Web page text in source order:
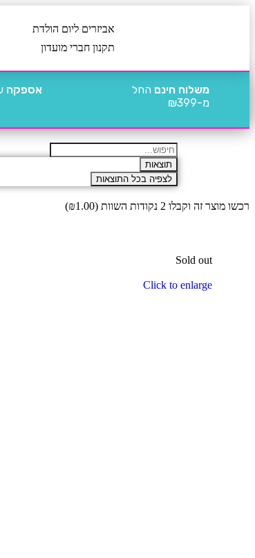
אביזרים ליום הולדת
תקנון חברי מועדון
משלוח חינם החל
מ-₪399
אספקה
תוצאות
לצפיה בכל התוצאות
רכשו מוצר זה וקבלו 2 נקודות השוות ( ₪1.00
)
Sold out
Click to enlarge